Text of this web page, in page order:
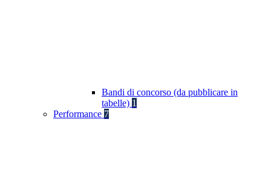
Bandi di concorso (da pubblicare in
tabelle) 1
Performance 7